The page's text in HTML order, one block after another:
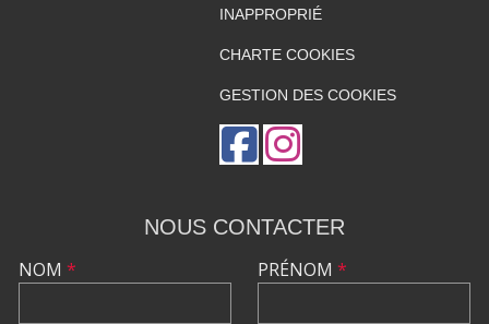
INAPPROPRIÉ
CHARTE COOKIES
GESTION DES COOKIES
NOUS CONTACTER
NOM * PRÉNOM *